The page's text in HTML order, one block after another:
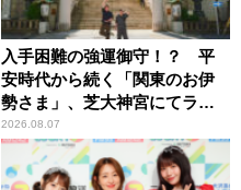
入手困難の強運御守！？ 平
安時代から続く「関東のお伊
勢さま」、芝大神宮にてラン
パンプスが合格祈願！
2026.08.07